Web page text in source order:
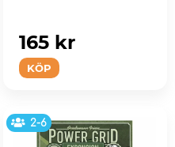
KÖP
165 kr
2-6